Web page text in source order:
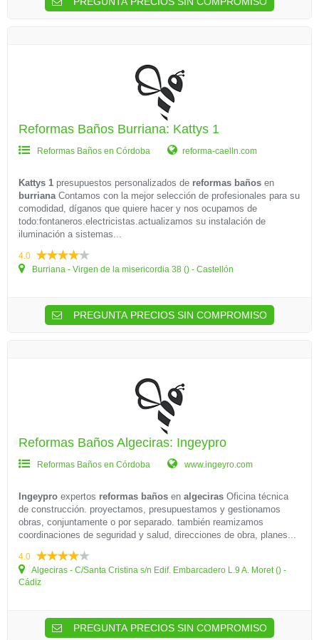
Reformas Baños Burriana: Kattys 1
Reformas Baños en Córdoba reforma-caelln.com
Kattys 1 presupuestos personalizados de reformas baños en
burrianaContamos con la mejor selección de profesionales para su
comodidad, díganos que quiere hacer y nos ocupamos de
todo:fontaneros.electricistas.actualizamos su instalación de
iluminación a sistemas...
4.0
Burriana - Virgen de la misericordia 38 () - Castellón
PREGUNTA PRECIOS SIN COMPROMISO
Reformas Baños Algeciras: Ingeypro
Reformas Baños en Córdoba www.ingeyro.com
Ingeypro expertos reformas baños en algeciras Oficina técnica
de construcción. proyectamos, presupuestamos y gestionamos
obras, conjuntamente o por separado. también reamizamos
coordinaciones de seguridad y salud, direcciones de obra, planes...
4.0
Algeciras - C/Santa Cristina s/n Edif. Embarcadero L.9 A. Moret () -
Cádiz
PREGUNTA PRECIOS SIN COMPROMISO